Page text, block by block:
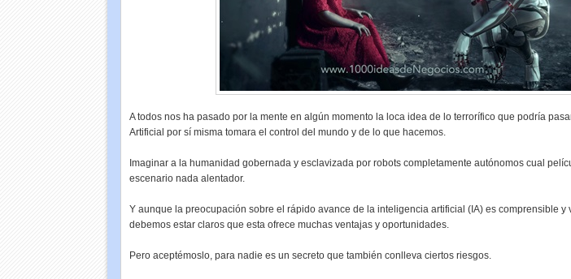
A todos nos ha pasado por la mente en algún momento la loca idea de lo terrorífico que podría
Artificial por sí misma tomara el control del mundo y de lo que hacemos.
Imaginar a la humanidad gobernada y esclavizada por robots completamente autónomos cual
escenario nada alentador.
Y aunque la preocupación sobre el rápido avance de la inteligencia artificial (IA) es comprensible y
debemos estar claros que esta ofrece muchas ventajas y oportunidades.
Pero aceptémoslo, para nadie es un secreto que también conlleva ciertos riesgos.